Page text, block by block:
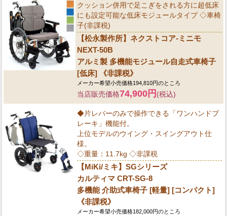
クッション併用で足こぎをされる方に超低床
にも設定可能な低床モジュールタイプ ◇車椅
子(非課税)
【松永製作所】ネクストコア-ミニモ
NEXT-50B
アルミ製 多機能モジュール自走式車椅子
[低床] 《非課税》
メーカー希望小売価格194,810円のところ
当店販売価格74,900円 (税込)
◆片レバーのみで操作できる「ワンハンドブ
レーキ」機能付。
上位モデルのウイング・スイングアウト仕
様。
◇重量：11.7kg ◇非課税
【MiKi/ミキ】SGシリーズ
カルティマ CRT-SG-8
多機能 介助式車椅子 [軽量] [コンパクト]
《非課税》
メーカー希望小売価格182,000円のところ